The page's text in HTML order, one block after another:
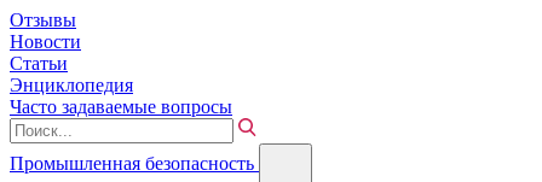
Отзывы
Новости
Статьи
Энциклопедия
Часто задаваемые вопросы
Промышленная безопасность